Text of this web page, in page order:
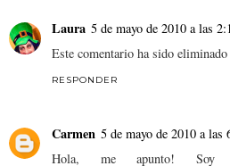
Laura 5 de mayo de 2010 a las
Este comentario ha sido
RESPONDER
Carmen 5 de mayo de 2010 a las
Hola, me apunto!